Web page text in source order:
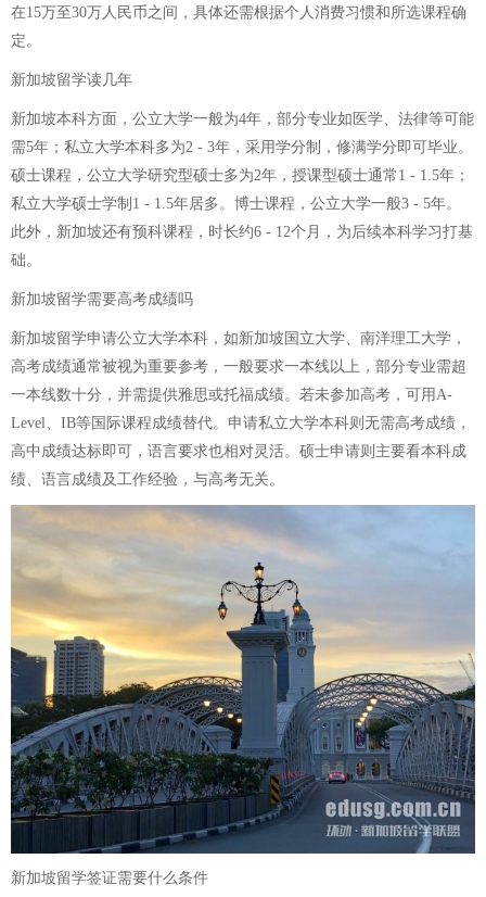
在15万至30万人民币之间，具体还需根据个人消费习惯和所选课程确
定。
新加坡留学读几年
新加坡本科方面，公立大学一般为4年，部分专业如医学、法律等可能
需5年；私立大学本科多为2 - 3年，采用学分制，修满学分即可毕业。
硕士课程，公立大学研究型硕士多为2年，授课型硕士通常1 - 1.5年；
私立大学硕士学制1 - 1.5年居多。博士课程，公立大学一般3 - 5年。
此外，新加坡还有预科课程，时长约6 - 12个月，为后续本科学习打基
础。
新加坡留学需要高考成绩吗
新加坡留学申请公立大学本科，如新加坡国立大学、南洋理工大学，
高考成绩通常被视为重要参考，一般要求一本线以上，部分专业需超
一本线数十分，并需提供雅思或托福成绩。若未参加高考，可用A-
Level、IB等国际课程成绩替代。申请私立大学本科则无需高考成绩，
高中成绩达标即可，语言要求也相对灵活。硕士申请则主要看本科成
绩、语言成绩及工作经验，与高考无关。
新加坡留学签证需要什么条件